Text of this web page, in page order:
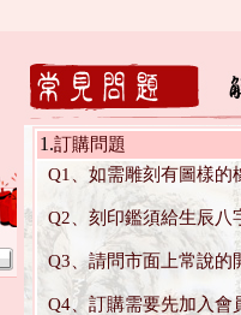
1.訂購問題
Q1、如需雕刻有圖樣的
Q2、刻印鑑須給生辰八
Q3、請問市面上常說的
Q4、訂購需要先加入會